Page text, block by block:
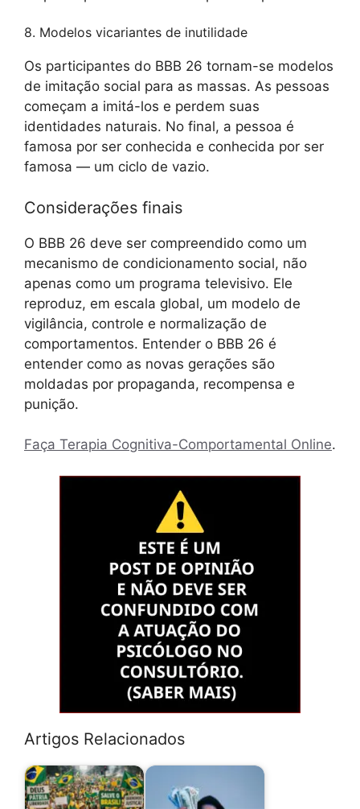
8. Modelos vicariantes de inutilidade
Os participantes do BBB 26 tornam-se modelos
de imitação social para as massas. As pessoas
começam a imitá-los e perdem suas
identidades naturais. No final, a pessoa é
famosa por ser conhecida e conhecida por ser
famosa — um ciclo de vazio.
Considerações finais
O BBB 26 deve ser compreendido como um
mecanismo de condicionamento social, não
apenas como um programa televisivo. Ele
reproduz, em escala global, um modelo de
vigilância, controle e normalização de
comportamentos. Entender o BBB 26 é
entender como as novas gerações são
moldadas por propaganda, recompensa e
punição.
Faça Terapia Cognitiva-Comportamental Online.
Artigos Relacionados